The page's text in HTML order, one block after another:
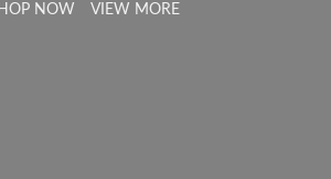
NOW VIEW MORE